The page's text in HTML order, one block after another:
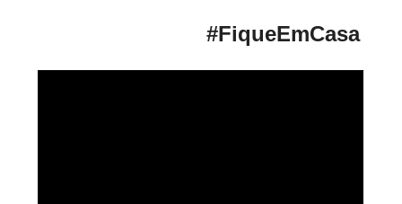
#FiqueEmCasa